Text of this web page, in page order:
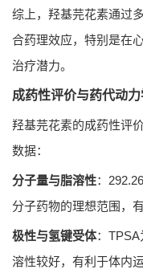
综上，羟基芫花素通过
合药理效应，特别是在
治疗潜力。
成药性评价与药代动力
羟基芫花素的成药性评
数据：
分子量与脂溶性：
分子药物的理想范围，
极性与氢键受体：TPSA
溶性较好，有利于体内